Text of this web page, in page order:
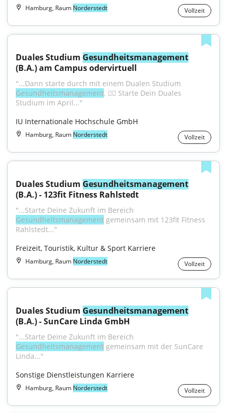
Hamburg, Raum Norderstedt Vollzeit
Duales Studium Gesundheitsmanagement
(B.A.) am Campus odervirtuell
Gesundheitsmanagement. 👩‍⚕️ Starte Dein Duales
Studium im April..."
IU Internationale Hochschule GmbH
Hamburg, Raum Norderstedt Vollzeit
Duales Studium Gesundheitsmanagement
(B.A.) - 123fit Fitness Rahlstedt
Gesundheitsmanagement gemeinsam mit 123fit Fitness
Rahlstedt..."
Freizeit, Touristik, Kultur & Sport Karriere
Hamburg, Raum Norderstedt Vollzeit
Duales Studium Gesundheitsmanagement
(B.A.) - SunCare Linda GmbH
Gesundheitsmanagement gemeinsam mit der SunCare
Linda..."
Sonstige Dienstleistungen Karriere
Hamburg, Raum Norderstedt Vollzeit